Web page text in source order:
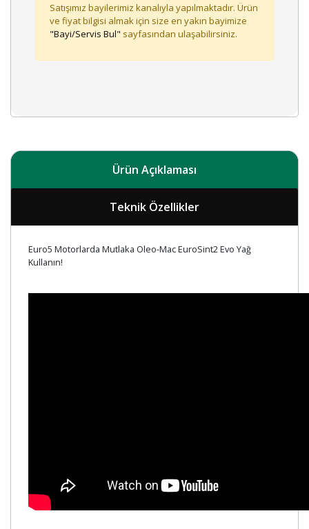
Satışımız bayilerimiz kanalıyla yapılmaktadır. Ürün
ve fiyat bilgisi almak için size en yakın bayimize
"Bayi/Servis Bul" sayfasından ulaşabilirsiniz.
Ürün Açıklaması
Teknik Özellikler
Euro5 Motorlarda Mutlaka Oleo-Mac EuroSint2 Evo Yağ
Kullanın!